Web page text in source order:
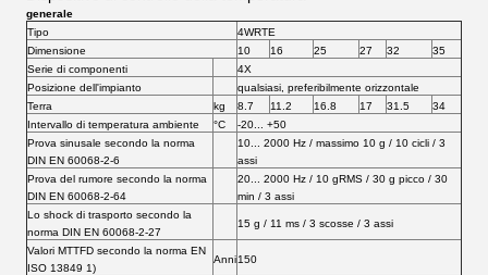
generale
Tipo
4WRTE
Dimensione
10 16 25 27 32
35
Serie di componenti
4X
Posizione dell'impianto
qualsiasi, preferibilmente orizzontale
Terra
kg 8.7 11.2 16.8 17 31.5
34
Intervallo di temperatura ambiente
°C
-20... +50
Prova sinusale secondo la norma
DIN EN 60068-2-6
10... 2000 Hz / massimo 10 g / 10 cicli / 3
assi
Prova del rumore secondo la norma
DIN EN 60068-2-64
20... 2000 Hz / 10 gRMS / 30 g picco / 30
min / 3 assi
Lo shock di trasporto secondo la
norma DIN EN 60068-2-27
15 g / 11 ms / 3 scosse / 3 assi
Valori MTTFD secondo la norma EN
ISO 13849 1)
Anni150